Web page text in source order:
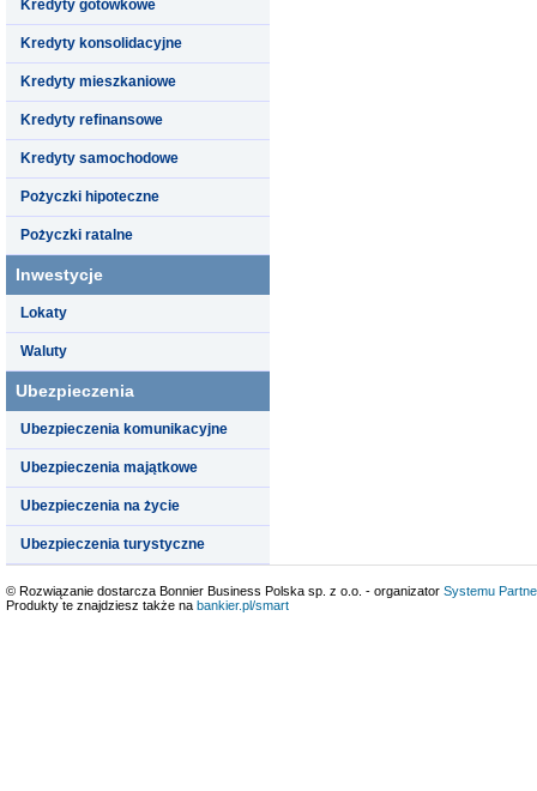
Kredyty gotówkowe
Kredyty konsolidacyjne
Kredyty mieszkaniowe
Kredyty refinansowe
Kredyty samochodowe
Pożyczki hipoteczne
Pożyczki ratalne
Inwestycje
Lokaty
Waluty
Ubezpieczenia
Ubezpieczenia komunikacyjne
Ubezpieczenia majątkowe
Ubezpieczenia na życie
Ubezpieczenia turystyczne
© Rozwiązanie dostarcza Bonnier Business Polska sp. z o.o. - organizator Systemu
Produkty te znajdziesz także na bankier.pl/smart